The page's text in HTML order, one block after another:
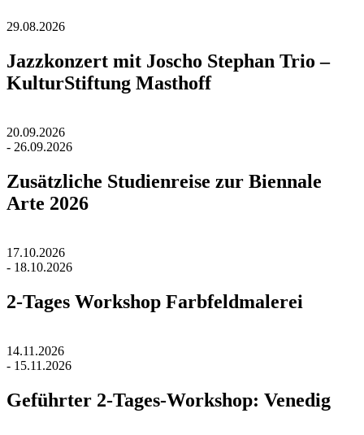
29.08.2026
Jazzkonzert mit Joscho Stephan Trio –
KulturStiftung Masthoff
20.09.2026
- 26.09.2026
Zusätzliche Studienreise zur Biennale
Arte 2026
17.10.2026
- 18.10.2026
2-Tages Workshop Farbfeldmalerei
14.11.2026
- 15.11.2026
Geführter 2-Tages-Workshop: Venedig